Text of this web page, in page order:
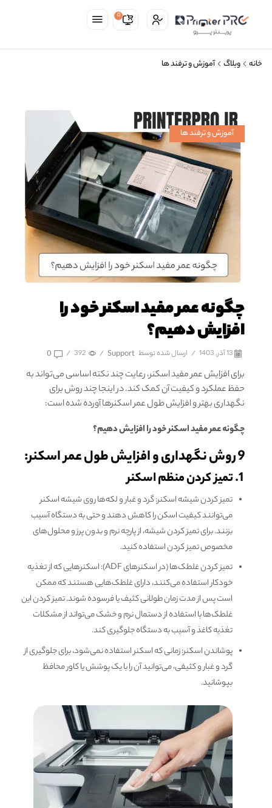
0
خانه وبلاگ آموزش و ترفند ها
آموزش و ترفند ها
چگونه عمر مفید اسکنر خود را
افزایش دهیم؟
/ ارسال شده توسط Support
/
392
/
0
برای افزایش عمر مفید اسکنر، رعایت چند نکته اساسی می‌تواند به
حفظ عملکرد و کیفیت آن کمک کند. در اینجا چند روش برای
نگهداری بهتر و افزایش طول عمر اسکنرها آورده شده است:
چگونه عمر مفید اسکنر خود را افزایش دهیم؟
9 روش نگهداری و افزایش طول عمر اسکنر:
تمیز کردن شیشه اسکنر: گرد و غبار و لکه‌ها روی شیشه اسکنر
می‌توانند کیفیت اسکن را کاهش دهند و حتی به دستگاه آسیب
بزنند. برای تمیز کردن شیشه، از پارچه نرم و بدون پرز و محلول‌های
مخصوص تمیز کردن استفاده کنید.
تمیز کردن غلطک‌ها (در اسکنرهای ADF): اسکنرهایی که از تغذیه
خودکار استفاده می‌کنند، دارای غلطک‌هایی هستند که ممکن
است پس از مدت زمان طولانی کثیف یا فرسوده شوند. تمیز کردن این
غلطک‌ها با استفاده از دستمال نرم و خشک می‌تواند از مشکلات
تغذیه کاغذ و آسیب به دستگاه جلوگیری کند.
پوشاندن اسکنر: زمانی که اسکنر استفاده نمی‌شود، برای جلوگیری از
گرد و غبار و کثیفی، می‌توانید آن را با یک پوشش یا کاور محافظ
بپوشانید.